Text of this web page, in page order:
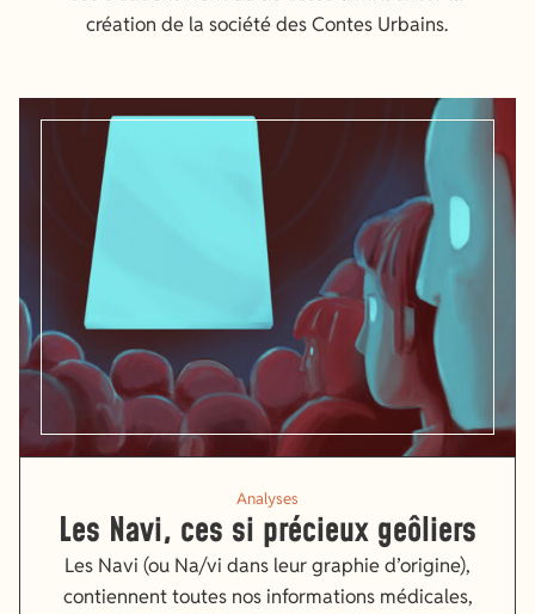
création de la société des Contes Urbains.
Analyses
Les Navi, ces si précieux geôliers
Les Navi (ou Na/vi dans leur graphie d’origine),
contiennent toutes nos informations médicales,